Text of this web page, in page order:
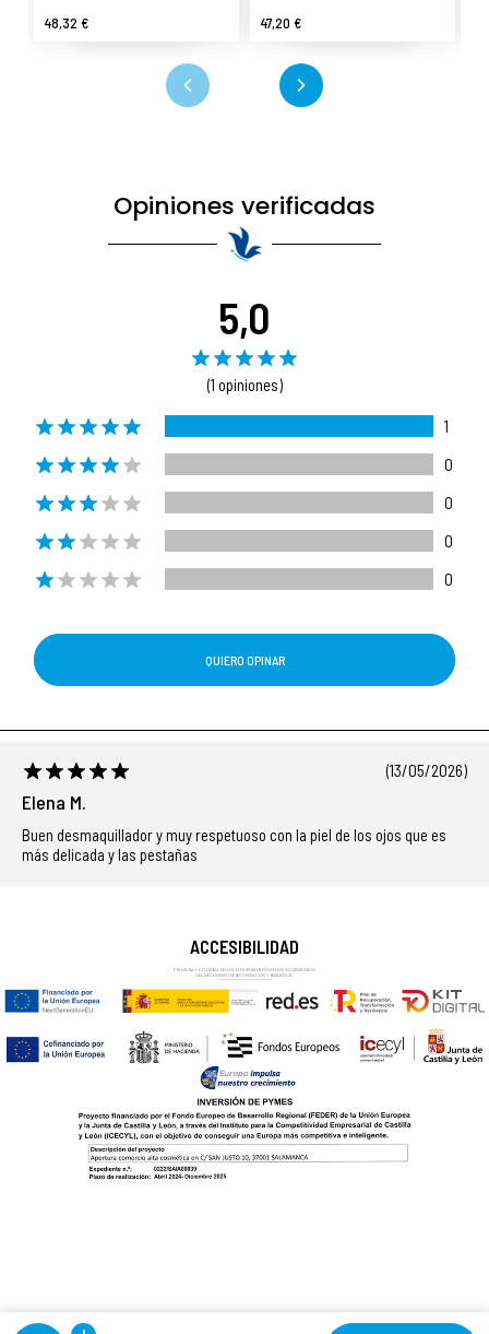
48,32 € 47,20 €
Opiniones verificadas
5,0
(1 opiniones)
1
0
0
0
0
QUIERO OPINAR
Elena M.
(13/05/2026)
Buen desmaquillador y muy respetuoso con la piel de los ojos que es
más delicada y las pestañas
ACCESIBILIDAD